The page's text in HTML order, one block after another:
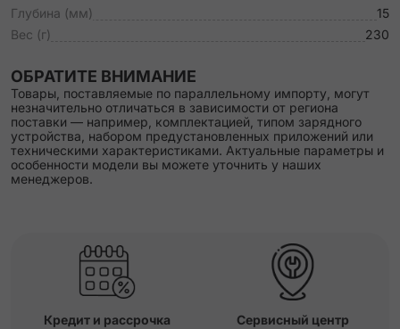
Глубина (мм)
15
Вес (г)
230
ОБРАТИТЕ ВНИМАНИЕ
Товары, поставляемые по параллельному импорту, могут
незначительно отличаться в зависимости от региона
поставки — например, комплектацией, типом зарядного
устройства, набором предустановленных приложений или
техническими характеристиками. Актуальные параметры и
особенности модели вы можете уточнить у наших
менеджеров.
Кредит и рассрочка Сервисный центр